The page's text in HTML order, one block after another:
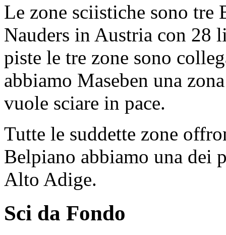
Le zone sciistiche sono tre
Nauders in Austria con 28
piste le tre zone sono
abbiamo Maseben una
vuole sciare in pace.
Tutte le suddette zone
Belpiano abbiamo una dei
Alto Adige.
Sci da Fondo